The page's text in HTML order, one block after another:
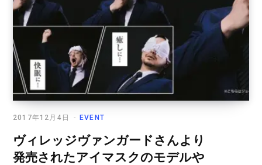
EVENT
2017年12月4日
ヴィレッジヴァンガードさんより
発売されたアイマスクのモデルや